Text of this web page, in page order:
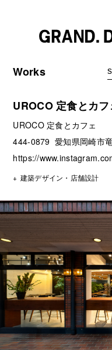
Works
UROCO 定食とカフ
UROCO 定食とカフェ
444-0879 愛知県岡崎市
https://
建築デザイン・店舗設計